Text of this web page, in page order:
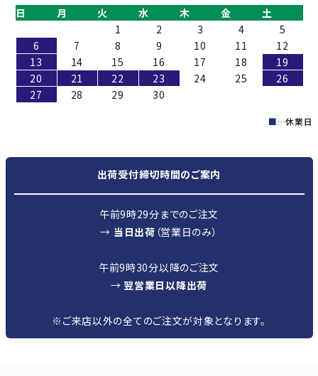
日
月 火 水 木 金
土
1
2 3 4
5
6
7 8 9 10 11
12
13
14 15 16 17 18
19
20
21 22 23 24 25
26
27
28 29 30
■…休業日
出荷受付締切時間のご案内
午前9時29分までのご注文
→ 当日出荷 （営業日のみ）
午前9時30分以降のご注文
→翌営業日以降出荷
※ご来店以外の全てのご注文が対象となります。